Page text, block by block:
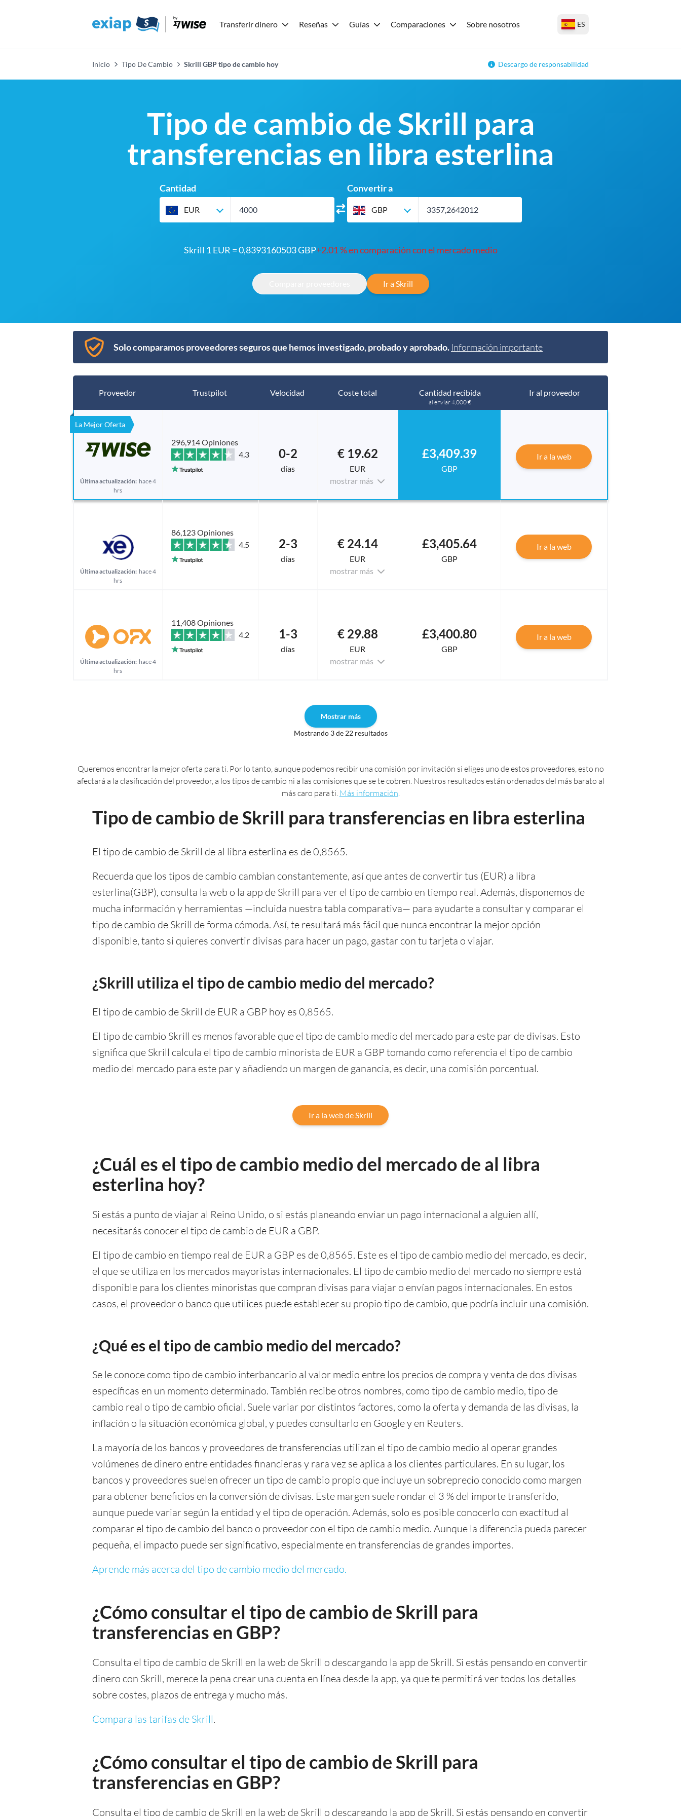
Transferir dinero Reseñas Guías Comparaciones Sobre nosotros ES
Inicio Tipo De Cambio Skrill GBP tipo de cambio hoy Descargo de responsabilidad
Tipo de cambio de Skrill para
transferencias en libra esterlina
Cantidad
EUR
Convertir a
GBP
Skrill 1 EUR = 0,8393160503 GBP+2.01 % en comparación con el mercado medio
Ir a Skrill
Solo comparamos proveedores seguros que hemos investigado, probado y aprobado. Información importante
Proveedor Trustpilot Velocidad Coste total Cantidad recibida
al enviar 4,000 €
Ir al proveedor
La Mejor Oferta
Última actualización: hace 4
hrs
296,914 Opiniones
4.3
0-2
días
€ 19.62
EUR
mostrar más
£3,409.39
GBP
Ir a la web
Última actualización: hace 4
hrs
86,123 Opiniones
4.5
2-3
días
€ 24.14
EUR
mostrar más
£3,405.64
GBP
Ir a la web
Última actualización: hace 4
hrs
11,408 Opiniones
4.2
1-3
días
€ 29.88
EUR
mostrar más
£3,400.80
GBP
Ir a la web
Mostrar más
Mostrando 3 de 22 resultados
Queremos encontrar la mejor oferta para ti. Por lo tanto, aunque podemos recibir una comisión por invitación si eliges uno de estos proveedores, esto no
afectará a la clasificación del proveedor, a los tipos de cambio ni a las comisiones que se te cobren. Nuestros resultados están ordenados del más barato al
más caro para ti. Más información.
Tipo de cambio de Skrill para transferencias en libra esterlina
El tipo de cambio de Skrill de al libra esterlina es de 0,8565.
Recuerda que los tipos de cambio cambian constantemente, así que antes de convertir tus (EUR) a libra
esterlina(GBP), consulta la web o la app de Skrill para ver el tipo de cambio en tiempo real. Además, disponemos de
mucha información y herramientas —incluida nuestra tabla comparativa— para ayudarte a consultar y comparar el
tipo de cambio de Skrill de forma cómoda. Así, te resultará más fácil que nunca encontrar la mejor opción
disponible, tanto si quieres convertir divisas para hacer un pago, gastar con tu tarjeta o viajar.
¿Skrill utiliza el tipo de cambio medio del mercado?
El tipo de cambio de Skrill de EUR a GBP hoy es 0,8565.
El tipo de cambio Skrill es menos favorable que el tipo de cambio medio del mercado para este par de divisas. Esto
significa que Skrill calcula el tipo de cambio minorista de EUR a GBP tomando como referencia el tipo de cambio
medio del mercado para este par y añadiendo un margen de ganancia, es decir, una comisión porcentual.
Ir a la web de Skrill
¿Cuál es el tipo de cambio medio del mercado de al libra
esterlina hoy?
Si estás a punto de viajar al Reino Unido, o si estás planeando enviar un pago internacional a alguien allí,
necesitarás conocer el tipo de cambio de EUR a GBP.
El tipo de cambio en tiempo real de EUR a GBP es de 0,8565. Este es el tipo de cambio medio del mercado, es decir,
el que se utiliza en los mercados mayoristas internacionales. El tipo de cambio medio del mercado no siempre está
disponible para los clientes minoristas que compran divisas para viajar o envían pagos internacionales. En estos
casos, el proveedor o banco que utilices puede establecer su propio tipo de cambio, que podría incluir una comisión.
¿Qué es el tipo de cambio medio del mercado?
Se le conoce como tipo de cambio interbancario al valor medio entre los precios de compra y venta de dos divisas
específicas en un momento determinado. También recibe otros nombres, como tipo de cambio medio, tipo de
cambio real o tipo de cambio oficial. Suele variar por distintos factores, como la oferta y demanda de las divisas, la
inflación o la situación económica global, y puedes consultarlo en Google y en Reuters.
La mayoría de los bancos y proveedores de transferencias utilizan el tipo de cambio medio al operar grandes
volúmenes de dinero entre entidades financieras y rara vez se aplica a los clientes particulares. En su lugar, los
bancos y proveedores suelen ofrecer un tipo de cambio propio que incluye un sobreprecio conocido como margen
para obtener beneficios en la conversión de divisas. Este margen suele rondar el 3 % del importe transferido,
aunque puede variar según la entidad y el tipo de operación. Además, solo es posible conocerlo con exactitud al
comparar el tipo de cambio del banco o proveedor con el tipo de cambio medio. Aunque la diferencia pueda parecer
pequeña, el impacto puede ser significativo, especialmente en transferencias de grandes importes.
Aprende más acerca del tipo de cambio medio del mercado.
¿Cómo consultar el tipo de cambio de Skrill para
transferencias en GBP?
Consulta el tipo de cambio de Skrill en la web de Skrill o descargando la app de Skrill. Si estás pensando en convertir
dinero con Skrill, merece la pena crear una cuenta en línea desde la app, ya que te permitirá ver todos los detalles
sobre costes, plazos de entrega y mucho más.
Compara las tarifas de Skrill.
¿Cómo consultar el tipo de cambio de Skrill para
transferencias en GBP?
Consulta el tipo de cambio de Skrill en la web de Skrill o descargando la app de Skrill. Si estás pensando en convertir